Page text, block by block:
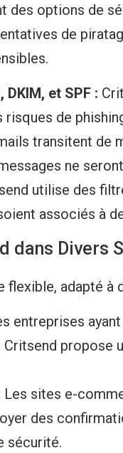
des options de
de
et SPF :
de
transitent de
ne
utilise des
associés à
dans Divers
adapté à
entreprises
propose
Les sites e-
des
sécurité.